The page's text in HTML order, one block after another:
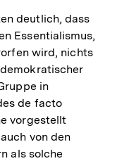
deutlich, dass
Essentialismus,
wird, nichts
in
de facto
vorgestellt
von den
als solche